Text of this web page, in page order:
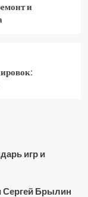
и
игр и
Сергей Брылин